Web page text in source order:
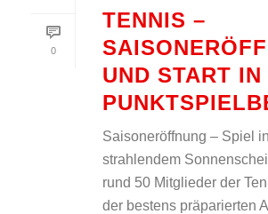
0
TENNIS –
UND START IN
Saisoneröffnung – Spiel
strahlendem
rund 50 Mitglieder der
der bestens präparierten